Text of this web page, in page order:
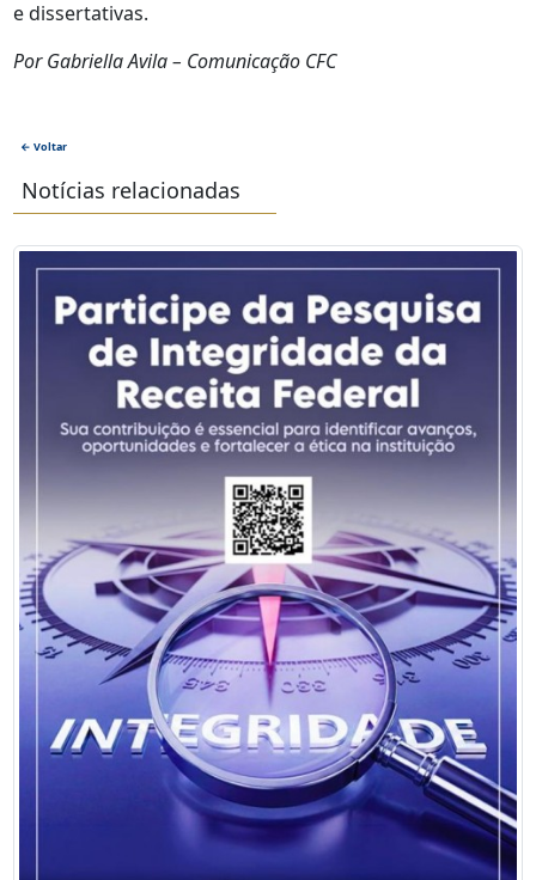
e dissertativas.
Por Gabriella Avila – Comunicação CFC
← Voltar
Notícias relacionadas